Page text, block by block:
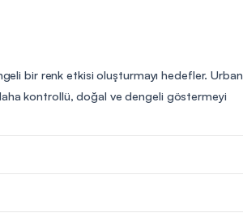
bir renk etkisi oluşturmayı hedefler. Urban
kontrollü, doğal ve dengeli göstermeyi